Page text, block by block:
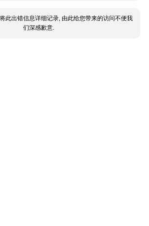
此出错信息详细记录, 由此给您带来的访问不便我
们深感歉意.